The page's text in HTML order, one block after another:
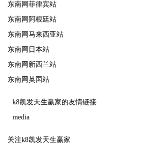
东南网菲律宾站
东南网阿根廷站
东南网马来西亚站
东南网日本站
东南网新西兰站
东南网英国站
k8凯发天生赢家的友情链接
media
关注k8凯发天生赢家